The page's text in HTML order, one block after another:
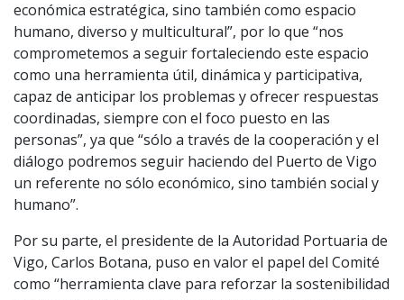
económica estratégica, sino también como espacio
humano, diverso y multicultural”, por lo que “nos
comprometemos a seguir fortaleciendo este espacio
como una herramienta útil, dinámica y participativa,
capaz de anticipar los problemas y ofrecer respuestas
coordinadas, siempre con el foco puesto en las
personas”, ya que “sólo a través de la cooperación y el
diálogo podremos seguir haciendo del Puerto de Vigo
un referente no sólo económico, sino también social y
humano”.
Por su parte, el presidente de la Autoridad Portuaria de
Vigo, Carlos Botana, puso en valor el papel del Comité
como “herramienta clave para reforzar la sostenibilidad